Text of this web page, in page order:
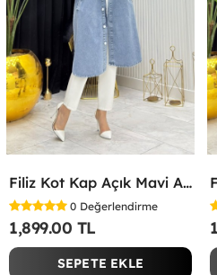
Filiz Kot Kap Açık Mavi Açık Mavi
0 Değerlendirme
1,899.00 TL
SEPETE EKLE